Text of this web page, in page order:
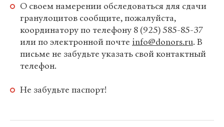
О своем намерении обследоваться для сдачи
гранулоцитов сообщите, пожалуйста,
координатору по телефону 8 (925) 585-85-37
или по электронной почте info@donors.ru. В
письме не забудьте указать свой контактный
телефон.
Не забудьте паспорт!